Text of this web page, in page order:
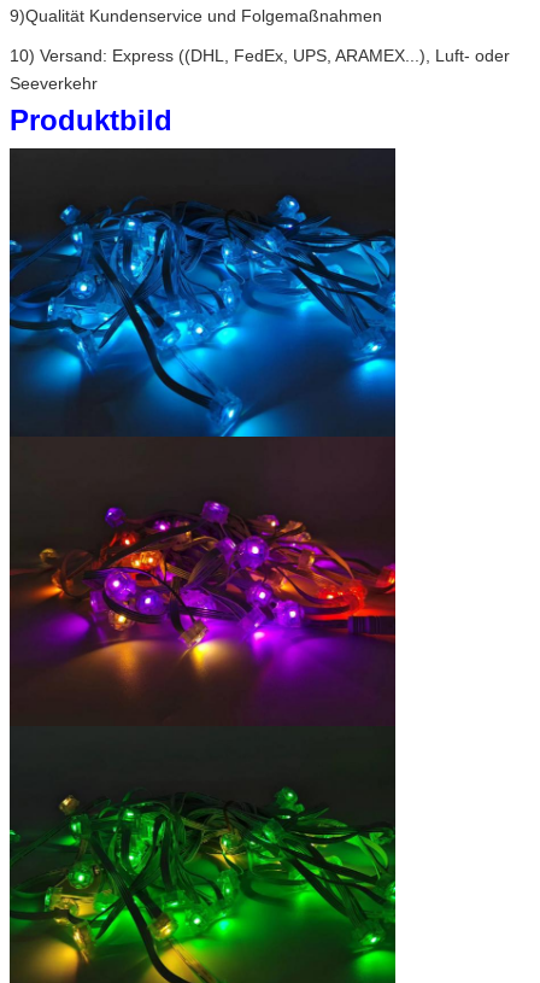
9)Qualität Kundenservice und Folgemaßnahmen
10) Versand: Express ((DHL, FedEx, UPS, ARAMEX...), Luft- oder
Seeverkehr
Produktbild